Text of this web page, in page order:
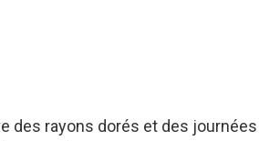
des rayons dorés et des journées